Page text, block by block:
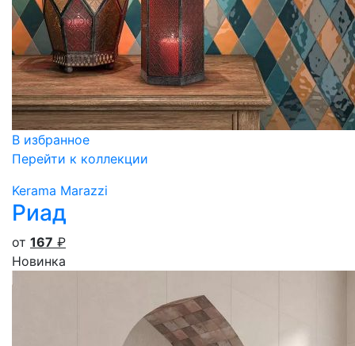
В избранное
Перейти к коллекции
Kerama Marazzi
Риад
от 167 ₽
Новинка